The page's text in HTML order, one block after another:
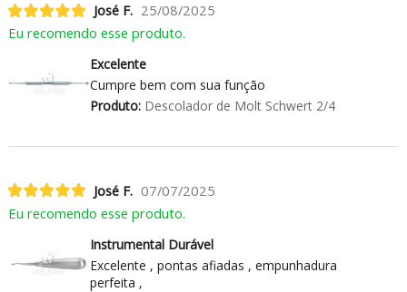
José F. 25/08/2025
Eu recomendo esse produto.
Excelente
Cumpre bem com sua função
Produto:Descolador de Molt Schwert 2/4
José F. 07/07/2025
Eu recomendo esse produto.
Instrumental Durável
Excelente , pontas afiadas , empunhadura
perfeita ,